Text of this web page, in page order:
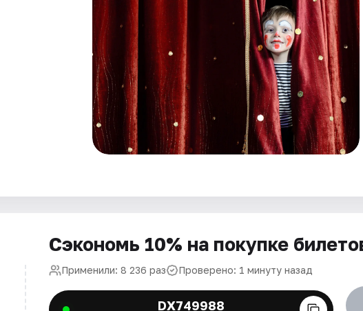
Сэкономь 10% на покупке
Применили: 8 236 раз Проверено: 1 минуту назад
DX749988